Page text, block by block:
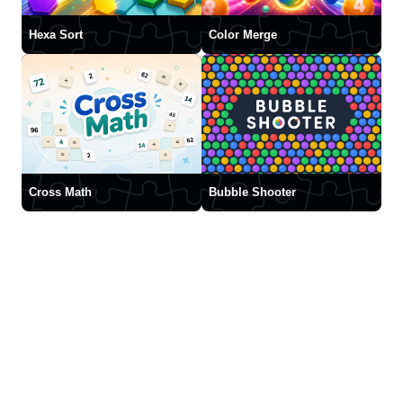
Hexa Sort Color Merge
Cross Math Bubble Shooter